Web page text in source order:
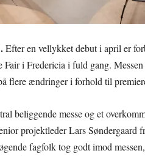
Efter en vellykket debut i april er
Fair i Fredericia i fuld gang.
flere ændringer i forhold til
beliggende messe og et
projektleder Lars Søndergaard
fagfolk tog godt imod